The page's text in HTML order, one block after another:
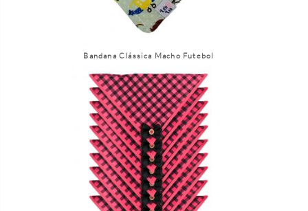
Bandana Clássica Macho Futebol